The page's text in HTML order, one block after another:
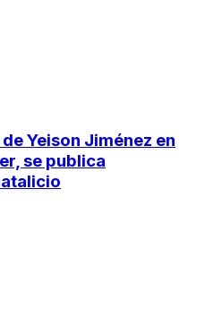
Yeison Jiménez en
se publica